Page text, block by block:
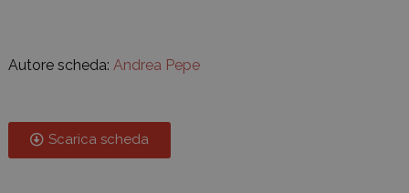
Autore scheda: Andrea Pepe
Scarica scheda